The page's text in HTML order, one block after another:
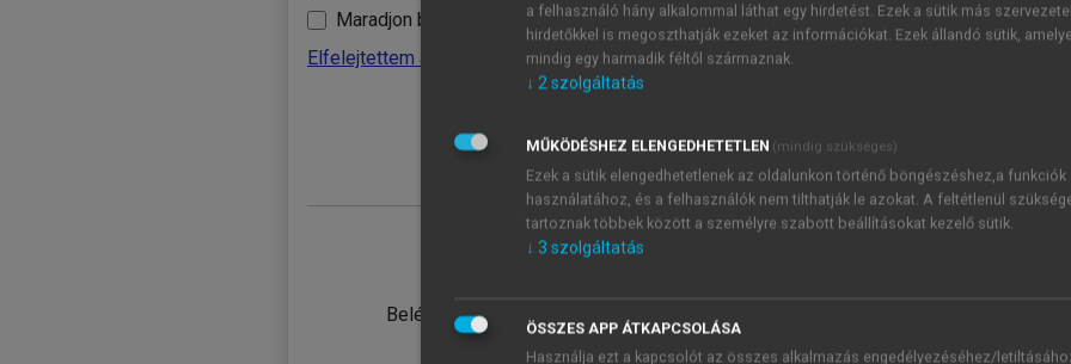
Maradjon belépve
Elfelejtettem a jelszavamat
Belépés intézményi azonosítóval
JELSZÓ
Kérek értesítést a MeRSZ
Kérek értesítést az
a felhasználó hány alkalommal láthat egy hirdetést. Ezek a sütik más
hirdetőkkel is megoszthatják ezeket az információkat. Ezek állandó sütik,
mindig egy harmadik féltől származnak.
↓ 2szolgáltatás
MŰKÖDÉSHEZ ELENGEDHETETLEN (mindig szükséges)
Ezek a sütik elengedhetetlenek az oldalunkon történő böngészéshez,a funkciók
használatához, és a felhasználók nem tilthatják le azokat. A feltétlenül
tartoznak többek között a személyre szabott beállításokat kezelő sütik.
↓ 3 szolgáltatás
ÖSSZES APP ÁTKAPCSOLÁSA
Használja ezt a kapcsolót az összes alkalmazás engedélyezéséhez/